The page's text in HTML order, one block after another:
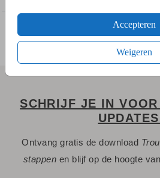
Accepteren
Weigeren
- Je kunt gebruik maken van onze
- Bewaar het ontwerp in je account. Je
werken.
- Of bestel gelijk een proefdruk.
Een vraag? Hier vind je waarschijnlijk
Niet gevonden? Neem contactmet ons
graag.
SCHRIJF JE IN
Ontvang gratis de download
stappen en blijf op de hoogte